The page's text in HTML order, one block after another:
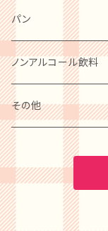
惣菜・レトルト・冷凍
麺類
卵・チーズ・乳製品
水産物・水産加工品
缶詰・瓶詰
調味料
洋菓子
ケーキ
クッキー
プリン
アイスクリーム
ゼリー・ジュレ・コンポート
和菓子
パン
ノンアルコール飲料
ビール
ワイン
水・ソフトドリンク
その他
BOOK
カタログギフト